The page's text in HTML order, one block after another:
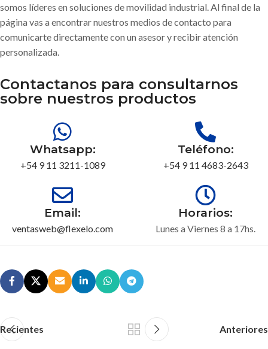
somos líderes en soluciones de movilidad industrial. Al final de la
página vas a encontrar nuestros medios de contacto para
comunicarte directamente con un asesor y recibir atención
personalizada.
Contactanos para consultarnos
sobre nuestros productos
Whatsapp:
+54 9 11 3211-1089
Email:
ventasweb@flexelo.com
Teléfono:
+54 9 11 4683-2643
Horarios:
Lunes a Viernes 8 a 17hs.
Recientes Anteriores